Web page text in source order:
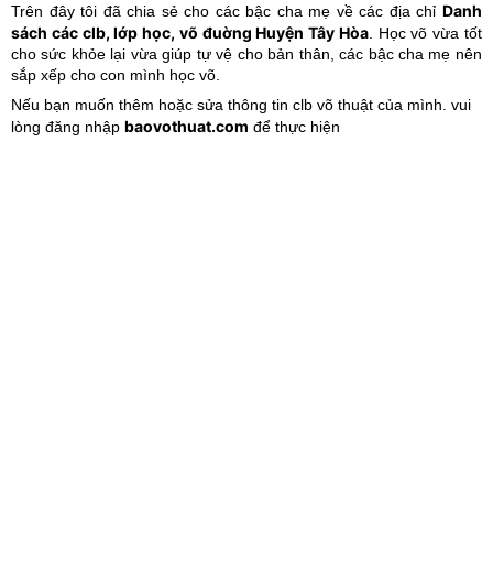
Trên đây tôi đã chia sẻ cho các bậc cha mẹ về các địa chỉ Danh
sách các clb, lớp học, võ đuờng Huyện Tây Hòa. Học võ vừa tốt
cho sức khỏe lại vừa giúp tự vệ cho bản thân, các bậc cha mẹ nên
sắp xếp cho con mình học võ.
Nếu bạn muốn thêm hoặc sửa thông tin clb võ thuật của mình. vui
lòng đăng nhập baovothuat.com để thực hiện